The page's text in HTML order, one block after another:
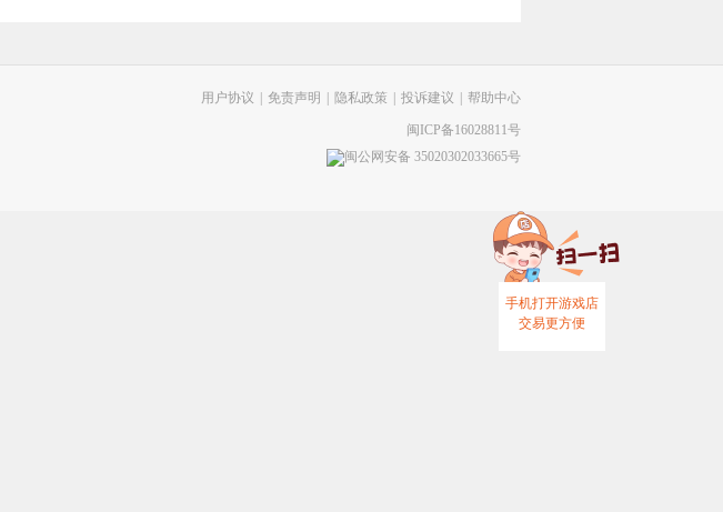
帮助中心
投诉建议
隐私政策
免责声明
用户协议
闽ICP备16028811号
闽公网安备 35020302033665号
手机打开游戏店
交易更方便